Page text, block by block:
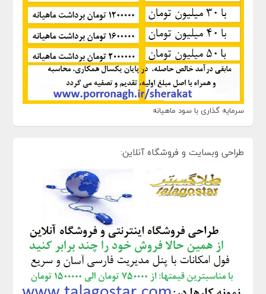
سرمایه گذاری با سود ماهیانه
طراحی وبسایت و فروشگاه آنلاین: